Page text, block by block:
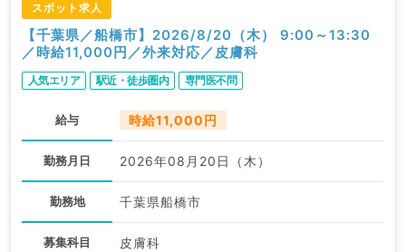
スポット求人
【千葉県／船橋市】2026/8/20（木） 9:00～13:30
／時給11,000円／外来対応／皮膚科
人気エリア 駅近・徒歩圏内 専門医不問
給与 時給11,000円
勤務月日 2026年08月20日（木）
勤務地 千葉県船橋市
募集科目 皮膚科